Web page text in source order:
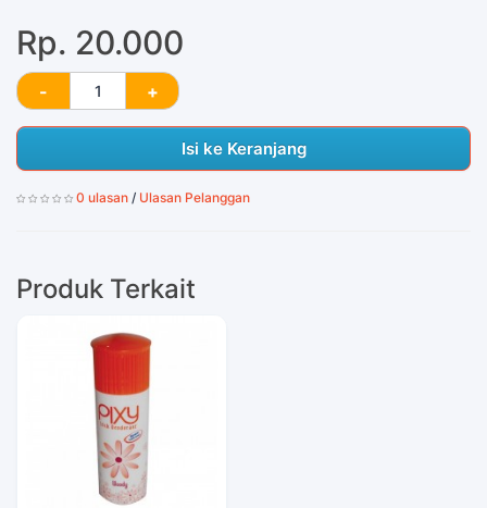
Rp. 20.000
Isi ke Keranjang
0 ulasan / Ulasan Pelanggan
Produk Terkait